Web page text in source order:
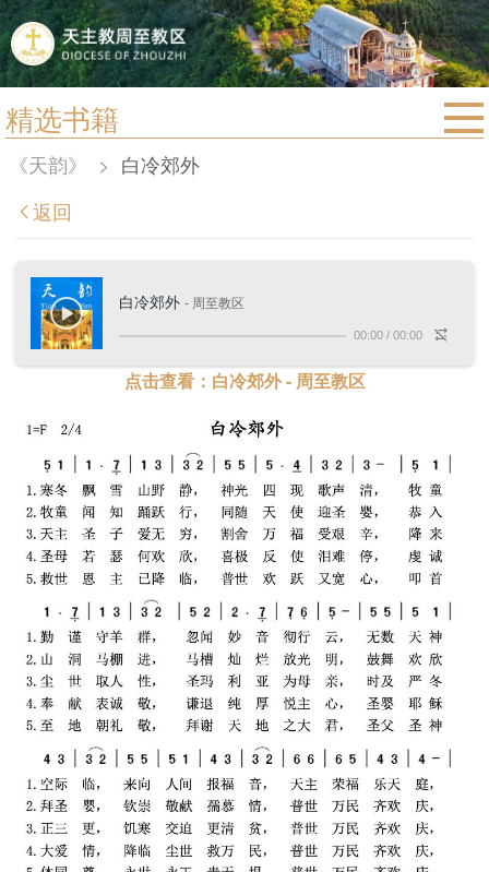
精选书籍
首页
宗教法规
教区简介
信仰文萃
教会圣月
《天韵》 > 白冷郊外
返回
白冷郊外 - 周至教区
00:00 / 00:00
点击查看：白冷郊外 - 周至教区